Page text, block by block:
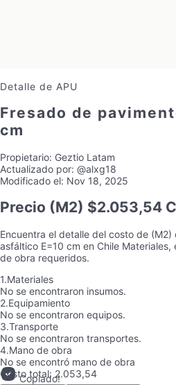
Detalle de APU
Fresado de
cm
Propietario: Geztio Latam
Actualizado por: @alxg18
Modificado el: Nov 18, 2025
Precio (M2) $2.053,54
Encuentra el detalle del costo de (M2)
asfáltico E=10 cm en Chile Materiales,
de obra requeridos.
1.Materiales
No se encontraron insumos.
2.Equipamiento
No se encontraron equipos.
3.Transporte
No se encontraron transportes.
4.Mano de obra
No se encontró mano de obra
Costo total: 2.053,54
Copiado!